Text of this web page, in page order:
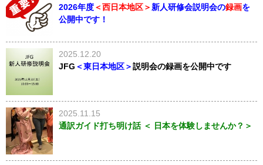
2026年度＜西日本地区＞ 新人研修会説明会の録画を
公開中です！
2025.12.20
JFG ＜東日本地区＞説明会の録画を公開中です
2025.11.15
通訳ガイド打ち明け話 ＜ 日本を体験しませんか？＞